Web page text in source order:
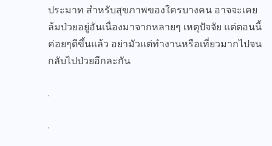
ประมาท สำหรับสุขภาพของใครบางคน อาจจะเคย
ล้มป่วยอยู่อันเนื่องมาจากหลายๆ เหตุปัจจัย แต่ตอนนี้
ค่อยๆดีขึ้นแล้ว อย่ามัวแต่ทำงานหรือเที่ยวมากไปจน
กลับไปป่วยอีกละกัน
.
.